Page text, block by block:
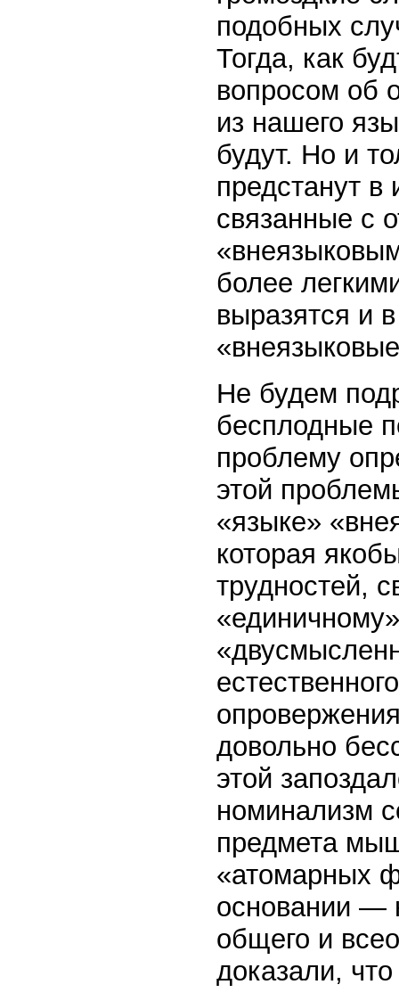
подобных
Тогда, как
вопросом об
из нашего
будут. Но и
предстанут в
связанные с
более
выразятся и
Не будем
бесплодные
проблему
этой
«языке»
которая
трудностей,
довольно
этой
номинализм
предмета
«атомарных
основании —
общего и
доказали,